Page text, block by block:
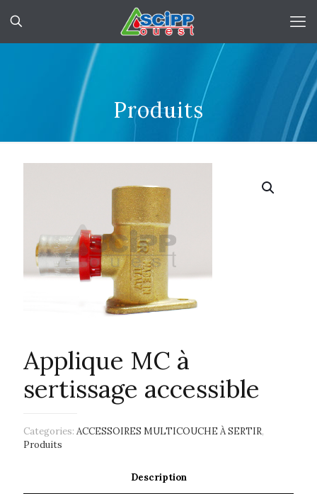
Produits
Applique MC à
sertissage accessible
Categories: ACCESSOIRES MULTICOUCHE À SERTIR,
Produits
Description